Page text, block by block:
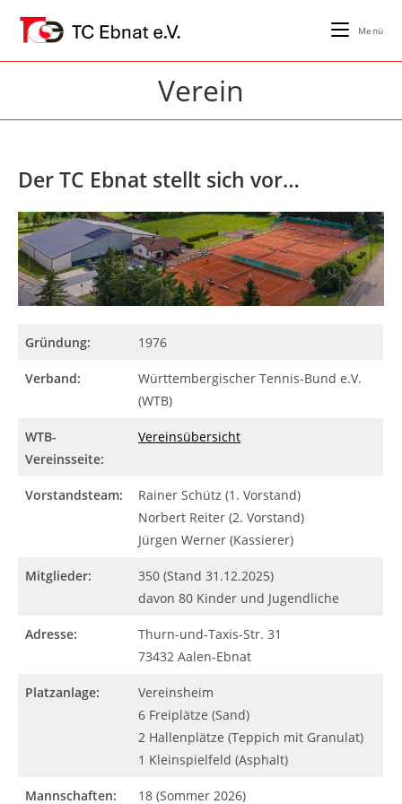
Inhalt
Menü
Verein
Der TC Ebnat stellt sich vor…
Gründung: 1976
Verband:
Württembergischer Tennis-Bund e.V.
(WTB)
WTB-
Vereinsseite:
Vereinsübersicht
Vorstandsteam:
Rainer Schütz (1. Vorstand)
Norbert Reiter (2. Vorstand)
Jürgen Werner (Kassierer)
Mitglieder:
350 (Stand 31.12.2025)
davon 80 Kinder und Jugendliche
Adresse:
Thurn-und-Taxis-Str. 31
73432 Aalen-Ebnat
Platzanlage:
Vereinsheim
6 Freiplätze (Sand)
2 Hallenplätze (Teppich mit Granulat)
1 Kleinspielfeld (Asphalt)
Mannschaften: 18 (Sommer 2026)